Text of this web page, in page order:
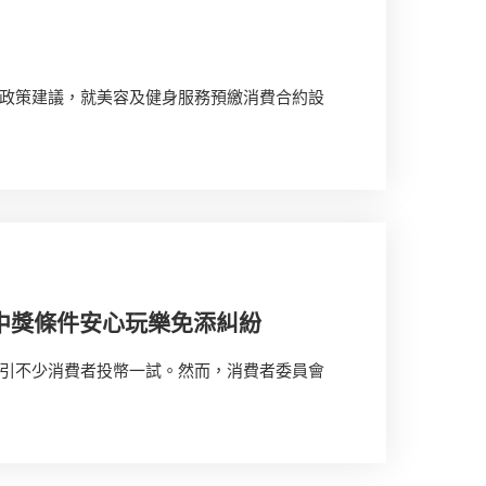
策建議，就美容及健身服務預繳消費合約設
條件安心玩樂免添糾紛
不少消費者投幣一試。然而，消費者委員會